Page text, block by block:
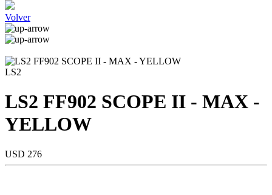
Volver
LS2
LS2 FF902 SCOPE II - MAX -
YELLOW
USD 276